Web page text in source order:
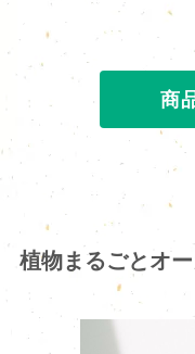
商
植物まるごとオ